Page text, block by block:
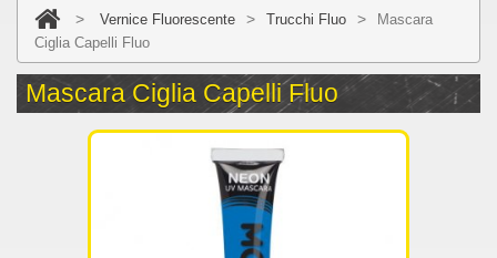
> Vernice Fluorescente > Trucchi Fluo >
Mascara
Ciglia Capelli Fluo
Mascara Ciglia Capelli Fluo